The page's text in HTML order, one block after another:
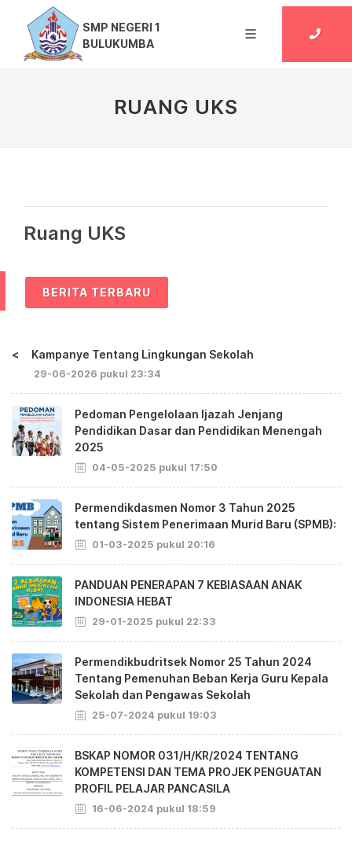
SMP NEGERI 1
BULUKUMBA
RUANG UKS
Ruang UKS
BERITA TERBARU
< Kampanye Tentang Lingkungan Sekolah
29-06-2026 pukul 23:34
Pedoman Pengelolaan Ijazah Jenjang
Pendidikan Dasar dan Pendidikan Menengah
2025
04-05-2025 pukul 17:50
Permendikdasmen Nomor 3 Tahun 2025
tentang Sistem Penerimaan Murid Baru (SPMB):
01-03-2025 pukul 20:16
PANDUAN PENERAPAN 7 KEBIASAAN ANAK
INDONESIA HEBAT
29-01-2025 pukul 22:33
Permendikbudritsek Nomor 25 Tahun 2024
Tentang Pemenuhan Beban Kerja Guru Kepala
Sekolah dan Pengawas Sekolah
25-07-2024 pukul 19:03
BSKAP NOMOR 031/H/KR/2024 TENTANG
KOMPETENSI DAN TEMA PROJEK PENGUATAN
PROFIL PELAJAR PANCASILA
16-06-2024 pukul 18:59